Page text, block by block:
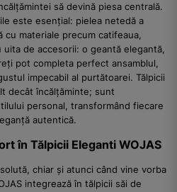
să devină piesa centrală.
este esențial: pielea netedă a
materiale precum catifeaua,
de accesorii: o geantă elegantă,
pot completa perfect ansamblul,
impecabil al purtătoarei. Tălpicii
decât încălțăminte; sunt
personal, transformând fiecare
autentică.
în Tălpicii Eleganti WOJAS
chiar și atunci când vine vorba
integrează în tălpicii săi de